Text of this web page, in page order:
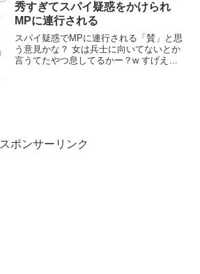
秀すぎてスパイ疑惑をかけられ
MPに連行される
スパイ疑惑でMPに連行される「賛」と思
う意見かな？ 女は兵士に向いてないとか
言うてたやつ息してるかー？w すげええ
スポンサーリンク